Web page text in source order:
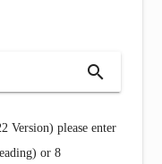
search
Version) please enter
or 8